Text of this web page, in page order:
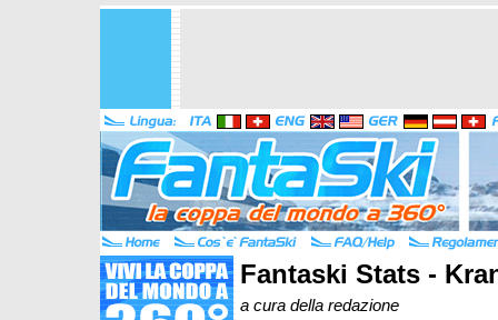
Fantaski Stats -
a cura della redazione